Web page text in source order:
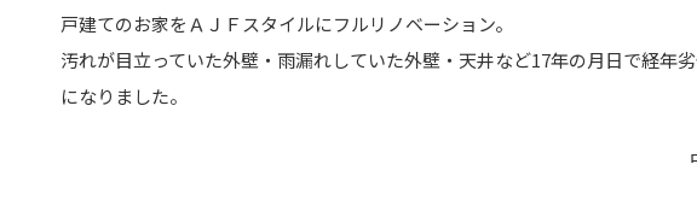
戸建てのお家をＡＪＦスタイルにフルリノベーション。
汚れが目立っていた外壁・雨漏れしていた外壁・天井など17年の月日で経
になりました。